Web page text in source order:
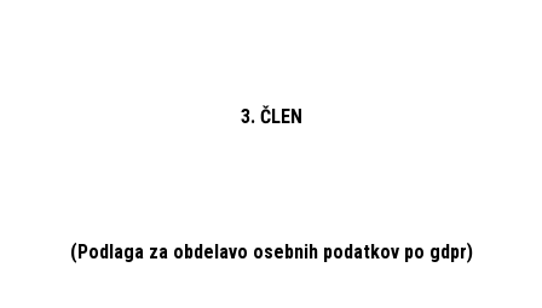
3. ČLEN
(Podlaga za obdelavo osebnih podatkov po gdpr)